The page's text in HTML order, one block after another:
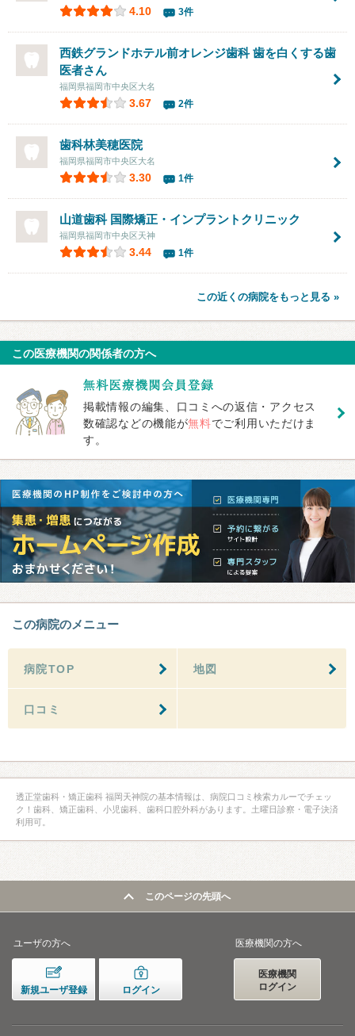
4.10 3件
西鉄グランドホテル前オレンジ歯科歯を白くする歯
医者さん
福岡県福岡市中央区大名
3.67 2件
歯科林美穂医院
福岡県福岡市中央区大名
3.30 1件
山道歯科 国際矯正・インプラントクリニック
福岡県福岡市中央区天神
3.44 1件
この近くの病院をもっと見る »
この医療機関の関係者の方へ
掲載情報の編集、口コミへの返信・アクセス
数確認などの機能が無料でご利用いただけま
す。
この病院のメニュー
病院TOP 地図
口コミ
透正堂歯科・矯正歯科 福岡天神院の基本情報は、病院口コミ検索カルーでチェッ
ク！歯科、矯正歯科、小児歯科、歯科口腔外科があります。土曜日診察・電子決済
利用可。
このページの先頭へ
ユーザの方へ
新規ユーザ登録 ログイン
医療機関の方へ
医療機関
ログイン